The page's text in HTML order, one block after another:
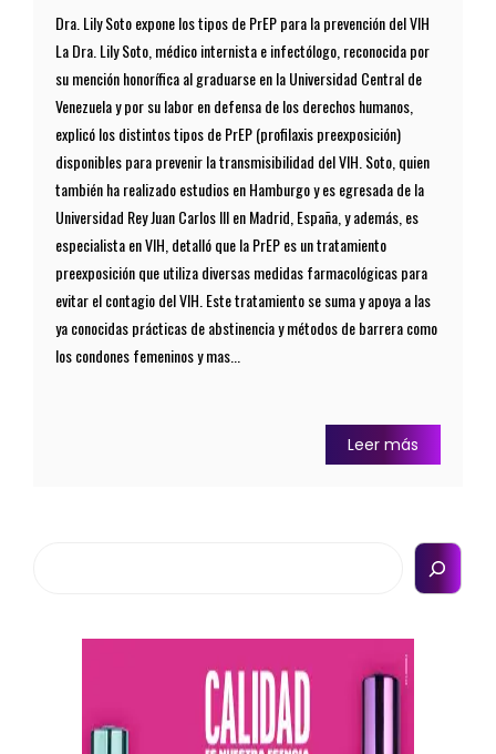
Dra. Lily Soto expone los tipos de PrEP para la prevención del VIH
La Dra. Lily Soto, médico internista e infectólogo, reconocida por
su mención honorífica al graduarse en la Universidad Central de
Venezuela y por su labor en defensa de los derechos humanos,
explicó los distintos tipos de PrEP (profilaxis preexposición)
disponibles para prevenir la transmisibilidad del VIH. Soto, quien
también ha realizado estudios en Hamburgo y es egresada de la
Universidad Rey Juan Carlos III en Madrid, España, y además, es
especialista en VIH, detalló que la PrEP es un tratamiento
preexposición que utiliza diversas medidas farmacológicas para
evitar el contagio del VIH. Este tratamiento se suma y apoya a las
ya conocidas prácticas de abstinencia y métodos de barrera como
los condones femeninos y mas...
Leer más